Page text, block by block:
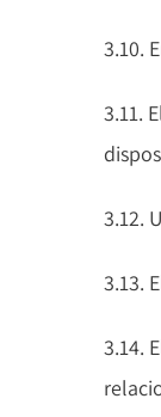
3.10.
3.11.
3.12.
3.13.
3.14.